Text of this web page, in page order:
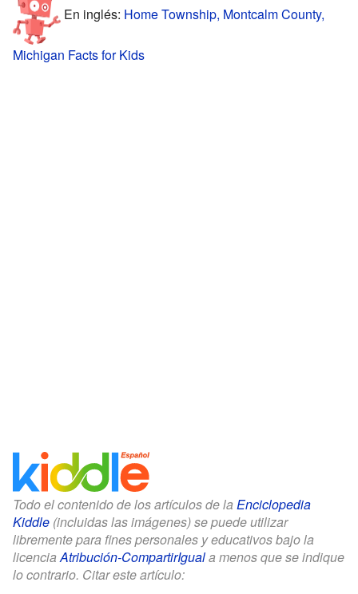
En inglés: Home Township, Montcalm County,
Michigan Facts for Kids
Todo el contenido de los artículos de la Enciclopedia
Kiddle (incluidas las imágenes) se puede utilizar
libremente para fines personales y educativos bajo la
licenciaAtribución-CompartirIguala menos que se indique
lo contrario. Citar este artículo: